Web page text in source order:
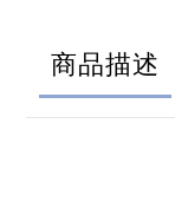
商品描述